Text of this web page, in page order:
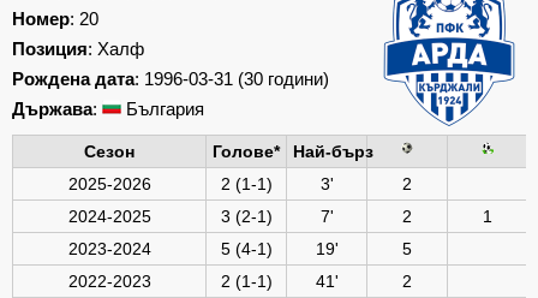
Номер: 20
Позиция: Халф
Рождена дата: 1996-03-31 (30 години)
Държава: България
Сезон Голове*
Най-бърз
2025-2026
2 (1-1) 3'
2
2024-2025
3 (2-1) 7' 2
1
2023-2024
5 (4-1) 19'
5
2022-2023
2 (1-1) 41'
2